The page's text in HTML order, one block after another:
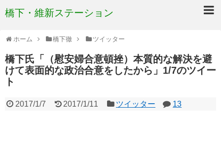
橋下・維新ステーション
ホーム 橋下徹 ツイッター
橋下氏「（慰安婦合意頓挫）本質的な解決を避
けて表面的な政治合意をしたから」1/7のツイー
ト
2017/1/7 2017/1/11 ツイッター 13